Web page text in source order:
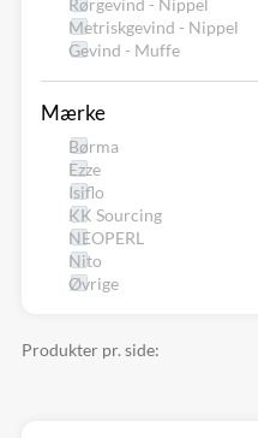
Metriskgevind - Nippel
Gevind - Muffe
Mærke
Børma
Ezze
Isiflo
KK Sourcing
NEOPERL
Nito
Øvrige
Produkter pr. side: